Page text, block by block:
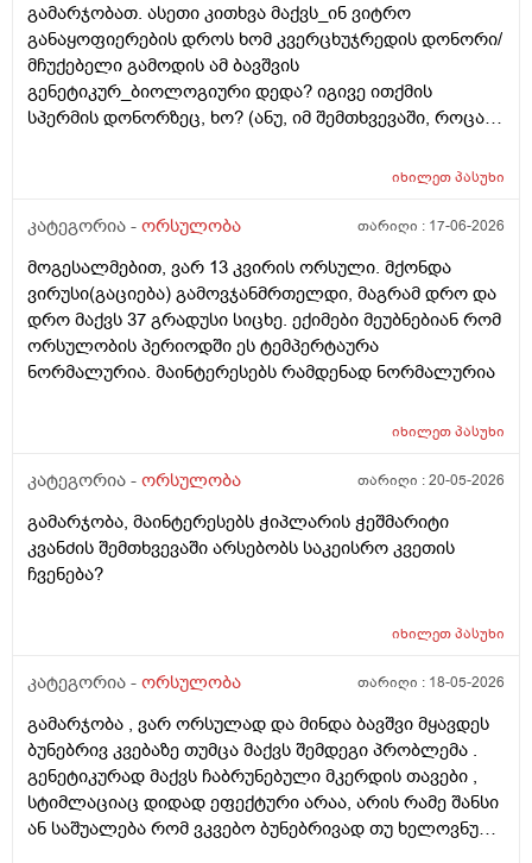
რამდენად გავრცელებულია საქართველოში?
გამარჯობათ. ასეთი კითხვა მაქვს_ინ ვიტრო
განაყოფიერების დროს ხომ კვერცხუჯრედის დონორი/
მჩუქებელი გამოდის ამ ბავშვის
გენეტიკურ_ბიოლოგიური დედა? იგივე ითქმის
სპერმის დონორზეც, ხო? (ანუ, იმ შემთხვევაში, როცა
წყვილი) და კიდევ_თუ მედიცინა აბორტს ჩასახული
როცა ლაბორატორიაში, სინჯარაში
მის მშობლებს?
იხილეთპასუხი
კატეგორია - ორსულობა თარიღი : 17-06-2026
მოგესალმებით, ვარ 13 კვირის ორსული. მქონდა
ვირუსი(გაციება) გამოვჯანმრთელდი, მაგრამ დრო და
დრო მაქვს 37 გრადუსი სიცხე. ექიმები მეუბნებიან რომ
ორსულობის პერიოდში ეს ტემპერტაურა
ნორმალურია. მაინტერესებს რამდენად ნორმალურია
იხილეთპასუხი
კატეგორია - ორსულობა თარიღი :20-05-2026
გამარჯობა, მაინტერესებს ჭიპლარის ჭეშმარიტი
კვანძის შემთხვევაში არსებობს საკეისრო კვეთის
ჩვენება?
იხილეთპასუხი
კატეგორია - ორსულობა თარიღი : 18-05-2026
გამარჯობა , ვარ ორსულად და მინდა ბავშვი მყავდეს
ბუნებრივ კვებაზე თუმცა მაქვს შემდეგი პრობლემა .
გენეტიკურად მაქვს ჩაბრუნებული მკერდის თავები ,
სტიმლაციაც დიდად ეფექტური არაა, არის რამე შანსი
ან საშუალება რომ ვკვებო ბუნებრივად თუ ხელოვნური